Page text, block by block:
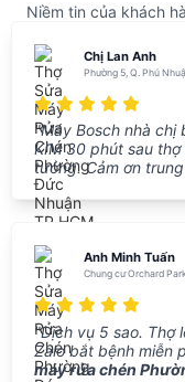
Niềm tin của khách
Chị Lan Anh
Phường 5, Q. Phú
"Máy Bosch nhà chị
KIM 30 phút sau
tưởng. Cảm ơn
Anh Minh Tuấn
Chung cư Orchard
"Dịch vụ 5 sao. Thợ
Zalo bắt bệnh miễn
máy rửa chén